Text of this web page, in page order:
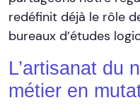
redéfinit déjà le rôle
bureaux d’études
L’artisanat du
métier en